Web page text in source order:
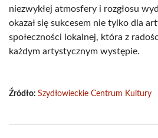
niezwykłej atmosfery i rozgłosu
okazał się sukcesem nie tylko dla
społeczności lokalnej, która z
każdym artystycznym występie.
Źródło: Szydłowieckie Centrum Kultury